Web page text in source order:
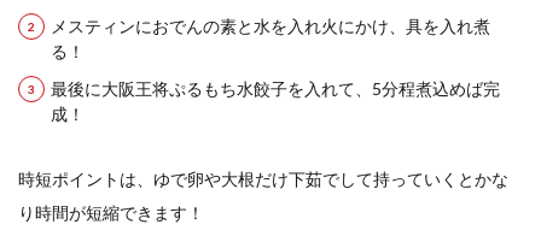
メスティンにおでんの素と水を入れ火にかけ、具を入れ煮
る！
最後に大阪王将ぷるもち水餃子を入れて、5分程煮込めば完
成！
時短ポイントは、ゆで卵や大根だけ下茹でして持っていくとかな
り時間が短縮できます！